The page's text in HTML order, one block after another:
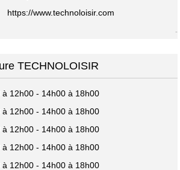
https://www.technoloisir.com
-
TECHNOLOISIR
à 12h00 - 14h00 à 18h00
à 12h00 - 14h00 à 18h00
à 12h00 - 14h00 à 18h00
à 12h00 - 14h00 à 18h00
à 12h00 - 14h00 à 18h00